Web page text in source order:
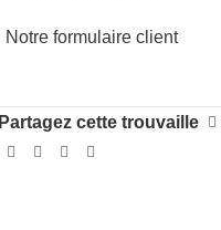
Notre formulaire client
Partagez cette trouvaille